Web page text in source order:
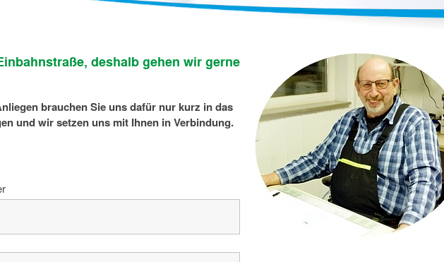
deshalb gehen wir gerne
brauchen Sie uns dafür nur kurz in das
und wir setzen uns mit Ihnen in Verbindung.